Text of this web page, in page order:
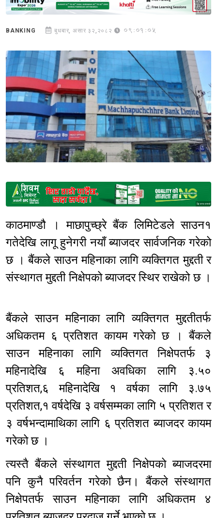
Sponsored
BANKING बुधबार, असार ३२,२०८२ 09:01:05
Sponsored
काठमाण्डौ । माछापुच्छ्रे बैंक लिमिटेडले साउन१
गतेदेखि लागू हुनेगरी नयाँ ब्याजदर सार्वजनिक गरेको
छ । बैंकले साउन महिनाका लागि व्यक्तिगत मुद्दती र
संस्थागत मुद्दती निक्षेपको ब्याजदर स्थिर राखेको छ ।
बैंकले साउन महिनाका लागि व्यक्तिगत मुद्दतीतर्फ
अधिकतम ६ प्रतिशत कायम गरेको छ । बैंकले
साउन महिनाका लागि व्यक्तिगत निक्षेपतर्फ ३
महिनादेखि ६ महिना अवधिका लागि ३.५०
प्रतिशत,६ महिनादेखि १ वर्षका लागि ३.७५
प्रतिशत,१ वर्षदेखि ३ वर्षसम्मका लागि ५ प्रतिशत र
३ वर्षभन्दामाथिका लागि ६ प्रतिशत ब्याजदर कायम
गरेको छ ।
त्यस्तै बैंकले संस्थागत मुद्दती निक्षेपको ब्याजदरमा
पनि कुनै परिवर्तन गरेको छैन। बैंकले संस्थागत
निक्षेपतर्फ साउन महिनाका लागि अधिकतम ४